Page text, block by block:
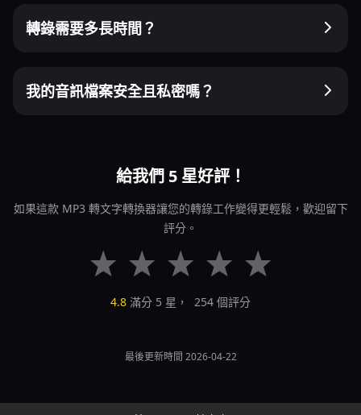
轉錄需要多長時間？
我的音訊檔案安全且私密嗎？
給我們 5 星好評！
如果這款 MP3 轉文字轉換器讓您的轉錄工作變得更輕鬆，歡迎留下
評分。
4.8 滿分 5 星， 254 個評分
最後更新時間 2026-04-22